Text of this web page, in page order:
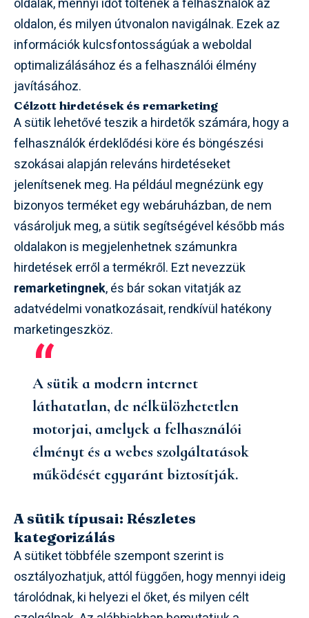
oldalak, mennyi időt töltenek a felhasználók az
oldalon, és milyen útvonalon navigálnak. Ezek az
információk kulcsfontosságúak a weboldal
optimalizálásához és a felhasználói élmény
javításához.
Célzott hirdetések és remarketing
A sütik lehetővé teszik a hirdetők számára, hogy a
felhasználók érdeklődési köre és böngészési
szokásai alapján releváns hirdetéseket
jelenítsenek meg. Ha például megnézünk egy
bizonyos terméket egy webáruházban, de nem
vásároljuk meg, a sütik segítségével később más
oldalakon is megjelenhetnek számunkra
hirdetések erről a termékről. Ezt nevezzük
remarketingnek, és bár sokan vitatják az
adatvédelmi vonatkozásait, rendkívül hatékony
marketingeszköz.
A sütik a modern internet
láthatatlan, de nélkülözhetetlen
motorjai, amelyek a felhasználói
élményt és a webes szolgáltatások
működését egyaránt biztosítják.
A sütik típusai: Részletes
kategorizálás
A sütiket többféle szempont szerint is
osztályozhatjuk, attól függően, hogy mennyi ideig
tárolódnak, ki helyezi el őket, és milyen célt